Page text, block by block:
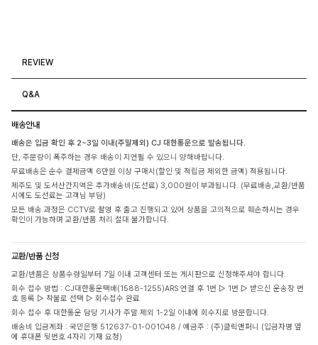
REVIEW
Q&A
배송안내
배송은 입금 확인 후 2~3일 이내(주말제외) CJ 대한통운으로 발송됩니다.
단, 주문량이 폭주하는 경우 배송이 지연될 수 있으니 양해바랍니다.
무료배송은 순수 결제금액 6만원 이상 구매시(할인 및 적립금 제외한 금액) 적용됩니다.
제주도 및 도서산간지역은 추가배송비(도선료) 3,000원이 부과됩니다. (무료배송,교환/반품
시에도 도선료는 고객님 부담)
모든 배송 과정은 CCTV로 촬영 후 출고 진행되고 있어 상품을 고의적으로 훼손하시는 경우
확인이 가능하며 교환/반품 처리 절대 불가합니다.
교환/반품 신청
교환/반품은 상품수령일부터 7일 이내 고객센터 또는 게시판으로 신청해주셔야 합니다.
회수 접수 방법 : CJ대한통운택배(1588-1255)ARS 연결 후 1번 ▷ 1번 ▷ 받으신 운송장 번
호 등록 ▷ 착불로 선택 ▷ 회수접수 완료
회수 접수 후 대한통운 담당 기사가 주말 제외 1-2일 이내에 회수지로 방문합니다.
배송비 입금계좌 : 국민은행 512637-01-001048 / 예금주 : (주)클릭앤퍼니 (입금자명 옆
에 휴대폰 뒷번호 4자리 기재 요청)